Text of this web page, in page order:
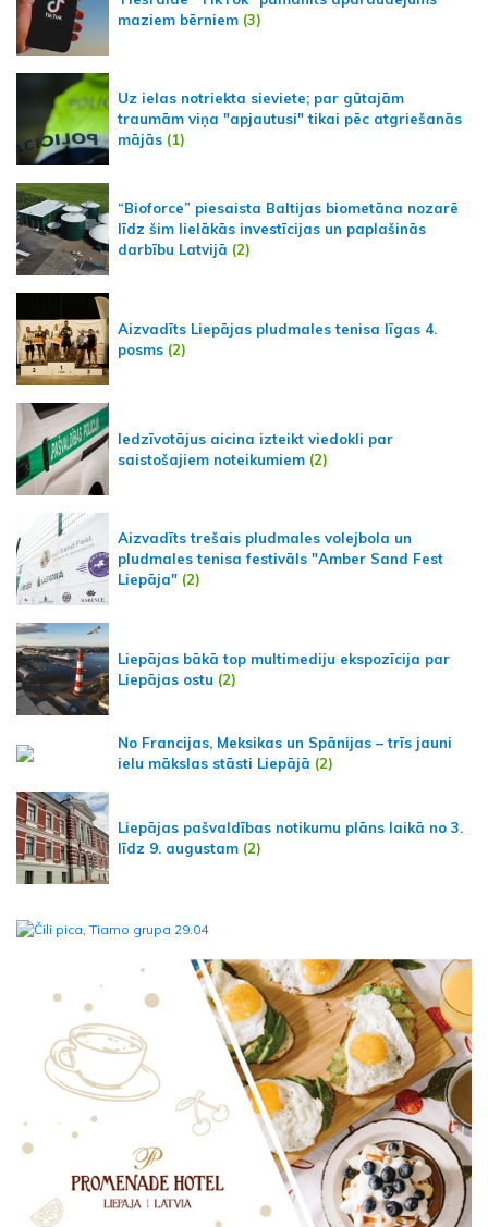
maziem bērniem (3)
Uz ielas notriekta sieviete; par gūtajām
traumām viņa "apjautusi" tikai pēc atgriešanās
mājās (1)
“Bioforce” piesaista Baltijas biometāna nozarē
līdz šim lielākās investīcijas un paplašinās
darbību Latvijā (2)
Aizvadīts Liepājas pludmales tenisa līgas 4.
posms (2)
Iedzīvotājus aicina izteikt viedokli par
saistošajiem noteikumiem (2)
Aizvadīts trešais pludmales volejbola un
pludmales tenisa festivāls "Amber Sand Fest
Liepāja" (2)
Liepājas bākā top multimediju ekspozīcija par
Liepājas ostu (2)
No Francijas, Meksikas un Spānijas – trīs jauni
ielu mākslas stāsti Liepājā (2)
Liepājas pašvaldības notikumu plāns laikā no 3.
līdz 9. augustam (2)